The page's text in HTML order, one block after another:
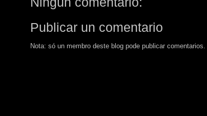
Publicar un comentario
Nota: só un membro deste blog pode publicar comentarios.